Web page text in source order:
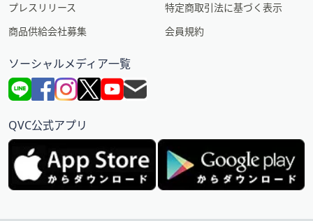
プレスリリース
商品供給会社募集
特定商取引法に基づく表示
会員規約
ソーシャルメディア一覧
QVC公式アプリ